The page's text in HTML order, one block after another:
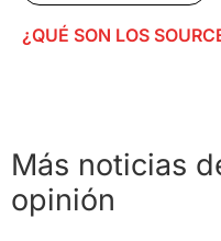
¿QUÉ SON LOS
Más noticias
opinión